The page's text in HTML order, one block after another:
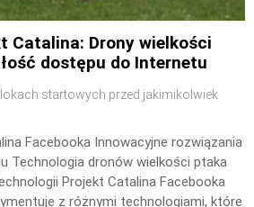
Catalina: Drony wielkości
dostępu do Internetu
startowych przed jakimikolwiek
Facebooka Innowacyjne rozwiązania
Technologia dronów wielkości ptaka
Projekt Catalina Facebooka
z różnymi technologiami, które